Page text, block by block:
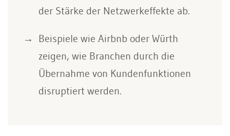
der Stärke der Netzwerkeffekte ab.
Beispiele wie Airbnb oder Würth
zeigen, wie Branchen durch die
Übernahme von Kundenfunktionen
disruptiert werden.